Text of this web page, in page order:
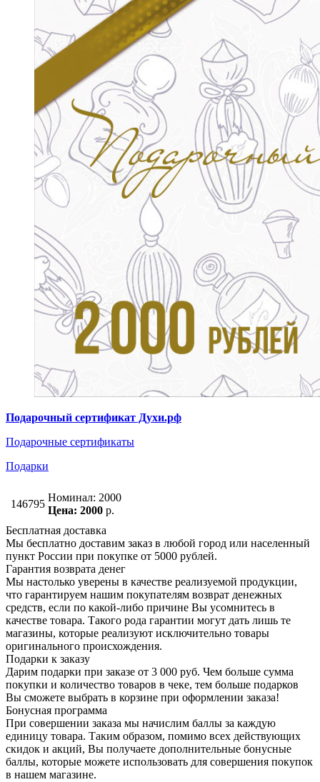
Подарочный сертификат Духи.рф
Подарочные сертификаты
Подарки
146795
Номинал: 2000
Цена: 2000 р.
Бесплатная доставка
Мы бесплатно доставим заказ в любой город или населенный
пункт России при покупке от 5000 рублей.
Гарантия возврата денег
Мы настолько уверены в качестве реализуемой продукции,
что гарантируем нашим покупателям возврат денежных
средств, если по какой-либо причине Вы усомнитесь в
качестве товара. Такого рода гарантии могут дать лишь те
магазины, которые реализуют исключительно товары
оригинального происхождения.
Подарки к заказу
Дарим подарки при заказе от 3 000 руб. Чем больше сумма
покупки и количество товаров в чеке, тем больше подарков
Вы сможете выбрать в корзине при оформлении заказа!
Бонусная программа
При совершении заказа мы начислим баллы за каждую
единицу товара. Таким образом, помимо всех действующих
скидок и акций, Вы получаете дополнительные бонусные
баллы, которые можете использовать для совершения покупок
в нашем магазине.